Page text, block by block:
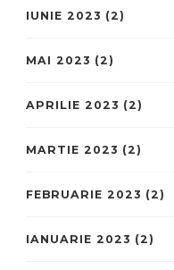
IUNIE 2023 (2)
MAI 2023 (2)
APRILIE 2023 (2)
MARTIE 2023 (2)
FEBRUARIE 2023 (2)
IANUARIE 2023 (2)